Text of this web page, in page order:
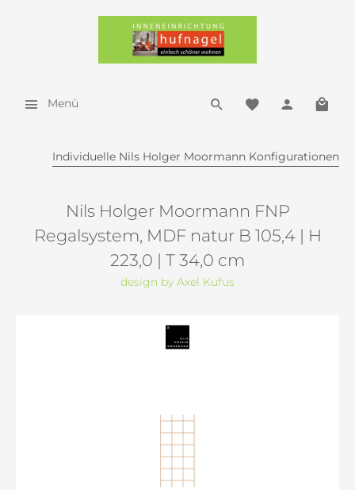
Menü
Individuelle Nils Holger Moormann Konfigurationen
Nils Holger Moormann FNP
Regalsystem, MDF natur B 105,4 | H
223,0 | T 34,0 cm
design by Axel Kufus